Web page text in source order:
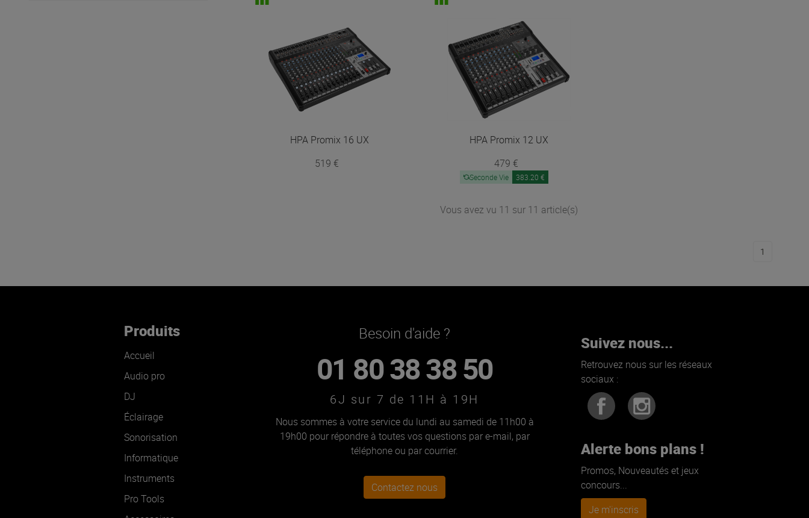
HPA Promix 16 UX
519 €
HPA Promix 12 UX
479 €
Seconde Vie 383.20 €
Vous avez vu 11 sur 11 article(s)
1
Besoin d'aide ?
01 80 38 38 50
6J sur 7 de 11H à 19H
Nous sommes à votre service du lundi au samedi de 11h00 à
19h00 pour répondre à toutes vos questions par e-mail, par
téléphone ou par courrier.
Contactez nous
Produits
Accueil
Audio pro
DJ
Éclairage
Sonorisation
Informatique
Instruments
Pro Tools
Suivez nous...
Retrouvez nous sur les réseaux
sociaux :
Alerte bons plans !
Promos, Nouveautés et jeux
concours...
Je m'inscris